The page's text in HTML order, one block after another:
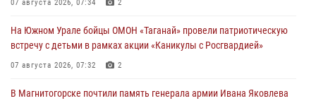
07 августа 2026, 07:34 2
На Южном Урале бойцы ОМОН «Таганай» провели патриотическую
встречу с детьми в рамках акции «Каникулы с Росгвардией»
07 августа 2026, 07:32 2
В Магнитогорске почтили память генерала армии Ивана Яковлева